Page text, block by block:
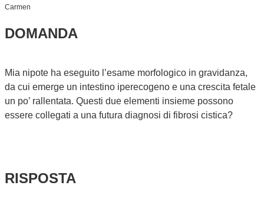
Carmen
DOMANDA
Mia nipote ha eseguito l’esame morfologico in gravidanza,
da cui emerge un intestino iperecogeno e una crescita fetale
un po’ rallentata. Questi due elementi insieme possono
essere collegati a una futura diagnosi di fibrosi cistica?
RISPOSTA